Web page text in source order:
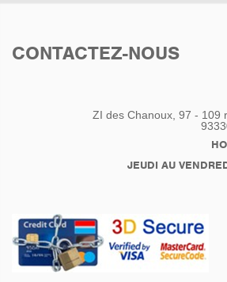
CONTACTEZ-NOUS
ZI des Chanoux, 97 - 109
JEUDI AU